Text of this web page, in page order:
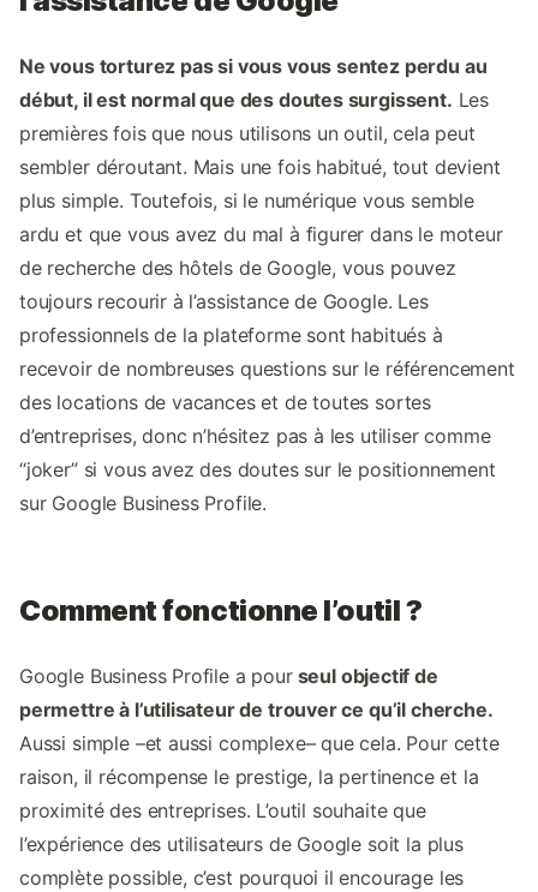
Ne vous torturez pas si vous vous sentez perdu au
début, il est normal que des doutes surgissent. Les
premières fois que nous utilisons un outil, cela peut
sembler déroutant. Mais une fois habitué, tout devient
plus simple. Toutefois, si le numérique vous semble
ardu et que vous avez du mal à figurer dans le moteur
de recherche des hôtels de Google, vous pouvez
toujours recourir à l’assistance de Google. Les
professionnels de la plateforme sont habitués à
recevoir de nombreuses questions sur le référencement
des locations de vacances et de toutes sortes
d’entreprises, donc n’hésitez pas à les utiliser comme
“joker” si vous avez des doutes sur le positionnement
sur Google Business Profile.
Comment fonctionne l’outil ?
Google Business Profile a pourseul objectif de
permettre à l’utilisateur de trouver ce qu’il cherche.
Aussi simple –et aussi complexe– que cela. Pour cette
raison, il récompense le prestige, la pertinence et la
proximité des entreprises. L’outil souhaite que
l’expérience des utilisateurs de Google soit la plus
complète possible, c’est pourquoi il encourage les